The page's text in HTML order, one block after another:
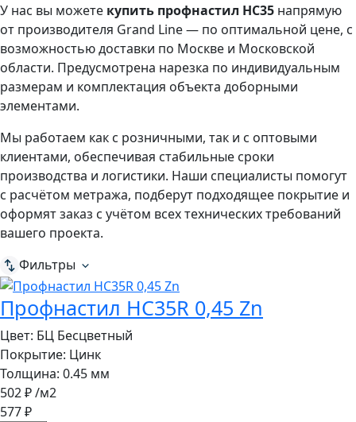
У нас вы можете купить профнастил HC35 напрямую
от производителя Grand Line — по оптимальной цене, с
возможностью доставки по Москве и Московской
области. Предусмотрена нарезка по индивидуальным
размерам и комплектация объекта доборными
элементами.
Мы работаем как с розничными, так и с оптовыми
клиентами, обеспечивая стабильные сроки
производства и логистики. Наши специалисты помогут
с расчётом метража, подберут подходящее покрытие и
оформят заказ с учётом всех технических требований
вашего проекта.
Фильтры
Профнастил HC35R 0,45 Zn
Цвет: БЦ Бесцветный
Покрытие: Цинк
Толщина: 0.45 мм
502 ₽/м2
577 ₽